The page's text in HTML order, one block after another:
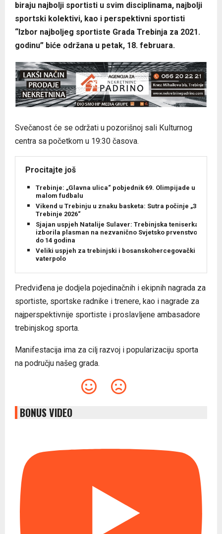
biraju najbolji sportisti u svim disciplinama, najbolji
sportski kolektivi, kao i perspektivni sportisti
“Izbor najboljeg sportiste Grada Trebinja za 2021.
godinu” biće održana u petak, 18. februara.
Svečanost će se održati u pozorišnoj sali Кulturnog
centra sa početkom u 19:30 časova.
Procitajte još
Trebinje: „Glavna ulica“ pobjednik 69. Olimpijade u
malom fudbalu
Vikend u Trebinju u znaku basketa: Sutra počinje „3×3
Trebinje 2026“
Sjajan uspjeh Natalije Sulaver: Trebinjska teniserka
izborila plasman na nezvanično Svjetsko prvenstvo
do 14 godina
Veliki uspjeh za trebinjski i bosanskohercegovački
vaterpolo
Predviđena je dodjela pojedinačnih i ekipnih nagrada za
sportiste, sportske radnike i trenere, kao i nagrade za
najperspektivnije sportiste i proslavljene ambasadore
trebinjskog sporta.
Manifestacija ima za cilj razvoj i popularizaciju sporta
na području našeg grada.
BONUS VIDEO